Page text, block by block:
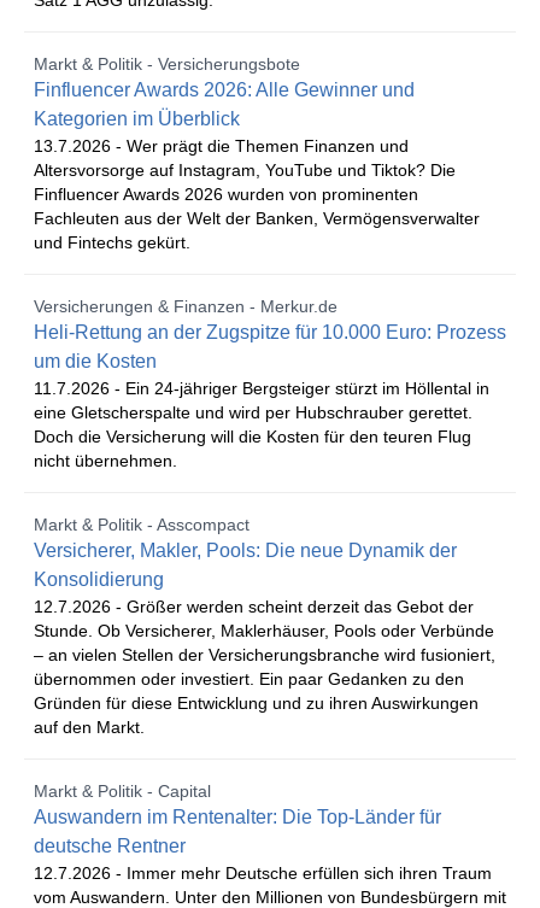
Markt & Politik - Versicherungsbote
Finfluencer Awards 2026: Alle Gewinner und
Kategorien im Überblick
13.7.2026 - Wer prägt die Themen Finanzen und
Altersvorsorge auf Instagram, YouTube und Tiktok? Die
Finfluencer Awards 2026 wurden von prominenten
Fachleuten aus der Welt der Banken, Vermögensverwalter
und Fintechs gekürt.
Versicherungen & Finanzen - Merkur.de
Heli-Rettung an der Zugspitze für 10.000 Euro: Prozess
um die Kosten
11.7.2026 - Ein 24-jähriger Bergsteiger stürzt im Höllental in
eine Gletscherspalte und wird per Hubschrauber gerettet.
Doch die Versicherung will die Kosten für den teuren Flug
nicht übernehmen.
Markt & Politik - Asscompact
Versicherer, Makler, Pools: Die neue Dynamik der
Konsolidierung
12.7.2026 - Größer werden scheint derzeit das Gebot der
Stunde. Ob Versicherer, Maklerhäuser, Pools oder Verbünde
– an vielen Stellen der Versicherungsbranche wird fusioniert,
übernommen oder investiert. Ein paar Gedanken zu den
Gründen für diese Entwicklung und zu ihren Auswirkungen
auf den Markt.
Markt & Politik - Capital
Auswandern im Rentenalter: Die Top-Länder für
deutsche Rentner
12.7.2026 - Immer mehr Deutsche erfüllen sich ihren Traum
vom Auswandern. Unter den Millionen von Bundesbürgern mit